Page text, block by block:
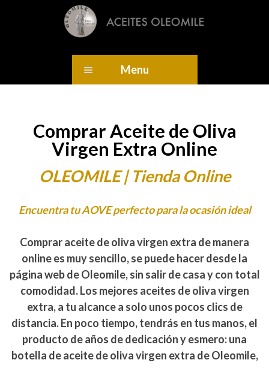
Menu
Comprar Aceite de Oliva
Virgen Extra Online
OLEOMILE | Tienda Online
Encuentra tu AOVE perfecto para la ocasión ideal
Comprar aceite de oliva virgen extra de manera
online es muy sencillo, se puede hacer desde la
página web de Oleomile, sin salir de casa y con total
comodidad. Los mejores aceites de oliva virgen
extra, a tu alcance a solo unos pocos clics de
distancia. En poco tiempo, tendrás en tus manos, el
producto de años de dedicación y esmero: una
botella de aceite de oliva virgen extra de Oleomile,